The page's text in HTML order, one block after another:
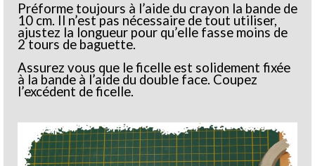
Préforme toujours à l’aide du crayon la bande de
10 cm. Il n’est pas nécessaire de tout utiliser,
ajustez la longueur pour qu’elle fasse moins de
2 tours de baguette.
Assurez vous que le ficelle est solidement fixée
à la bande à l’aide du double face. Coupez
l’excédent de ficelle.